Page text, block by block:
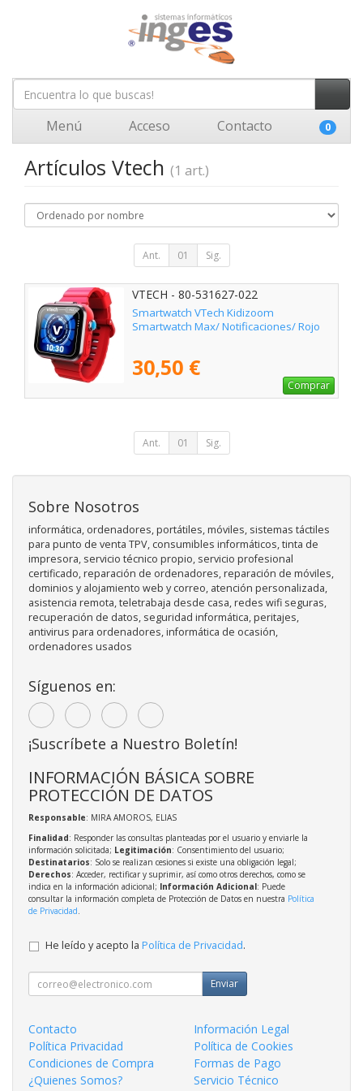
Menú Acceso Contacto 0
Artículos Vtech (1 art.)
Ant. 01 Sig.
VTECH - 80-531627-022
Smartwatch VTech Kidizoom
Smartwatch Max/ Notificaciones/ Rojo
30,50 €
Comprar
Ant. 01 Sig.
Sobre Nosotros
informática, ordenadores, portátiles, móviles, sistemas táctiles
para punto de venta TPV, consumibles informáticos, tinta de
impresora, servicio técnico propio, servicio profesional
certificado, reparación de ordenadores, reparación de móviles,
dominios y alojamiento web y correo, atención personalizada,
asistencia remota, teletrabaja desde casa, redes wifi seguras,
recuperación de datos, seguridad informática, peritajes,
antivirus para ordenadores, informática de ocasión,
ordenadores usados
Síguenos en:
¡Suscríbete a Nuestro Boletín!
INFORMACIÓN BÁSICA SOBRE
PROTECCIÓN DE DATOS
Responsable: MIRA AMOROS, ELIAS
Finalidad: Responder las consultas planteadas por el usuario y enviarle la
información solicitada; Legitimación: Consentimiento del usuario;
Destinatarios: Solo se realizan cesiones si existe una obligación legal;
Derechos: Acceder, rectificar y suprimir, así como otros derechos, como se
indica en la información adicional; Información Adicional: Puede
consultar la información completa de Protección de Datos en nuestra Política
de Privacidad.
He leído y acepto la Política de Privacidad.
Enviar
Contacto
Información Legal
Política Privacidad
Política de Cookies
Condiciones de Compra
Formas de Pago
¿Quienes Somos?
Servicio Técnico